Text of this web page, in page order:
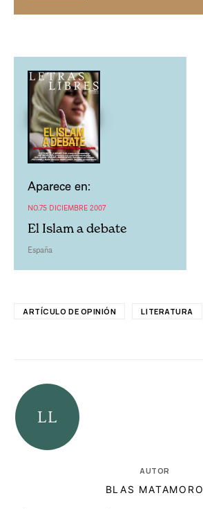
Aparece en:
NO.75 DICIEMBRE 2007
El Islam a debate
España
ARTÍCULO DE OPINIÓN LITERATURA
AUTOR
BLAS MATAMORO